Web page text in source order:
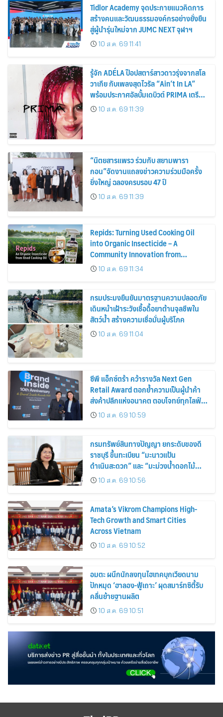
Tidlor Academy จุดประกายแนวคิดการ
สร้างคนและวัฒนธรรมองค์กรอย่างยั่งยืน
สู่ผู้นำรุ่นใหม่จาก JUMC NEXT จุฬาฯ
10 ส.ค. 69 11:41
รู้จัก ADÉLA ป๊อปสตาร์สาวดาวรุ่งจากสโล
วาเกีย กับเพลงสุดไวรัล “Ain’t In LA”
พร้อมประกาศอัลบั้มเดบิวต์ PRIMA เตรียม
ปล่อย 4 ก.ย. นี้
10 ส.ค. 69 11:39
“นิตยสารแพรว ร่วมกับ สยามพารา
กอน”จัดงานแถลงข่าวความร่วมมือครั้ง
ยิ่งใหญ่ ฉลองครบรอบ 47 ปี
10 ส.ค. 69 11:39
Repids: Turning Used Cooking Oil
into Organic Insecticide – A
Community Innovation from
Chulalongkorn University
10 ส.ค. 69 11:34
กรมประมงยืนยันมาตรฐานความปลอดภัย
เดินหน้าเฝ้าระวังเชื้อดื้อยาต้านจุลชีพใน
สัตว์น้ำ สร้างความเชื่อมั่นผู้บริโภค
10 ส.ค. 69 11:04
ซีพี แอ็กซ์ตร้า คว้ารางวัล Next Gen
Retail Award ตอกย้ำความเป็นผู้นำค้า
ส่งค้าปลีกแห่งอนาคต ตอบโจทย์ทุกไลฟ์
สไตล์ผู้บริโภค
10 ส.ค. 69 10:59
กรมทรัพย์สินทางปัญญา ยกระดับของดี
ราชบุรี ขึ้นทะเบียน “มะนาวแป้น
ดำเนินสะดวก” และ “มะม่วงน้ำดอกไม้
ราชบุรี” เป็น GI น้องใหม่ เดินหน้าเพิ่ม
มูลค่าเกษตรอัตลักษณ์ ขับเคลื่อน
10 ส.ค. 69 10:56
Amata’s Vikrom Champions High-
Tech Growth and Smart Cities
Across Vietnam
10 ส.ค. 69 10:52
อมตะ ผนึกนักลงทุนไฮเทคบุกเวียดนาม
ปักหมุด ‘ฮาลอง-ฟู้เถาะ’ ผุดสมาร์ทซิตี้รับ
คลื่นย้ายฐานผลิต
10 ส.ค. 69 10:51